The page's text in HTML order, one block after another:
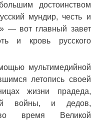
достоинством
мундир, честь и
— вот главный завет
и кровь русского
мультимедийной
летопись своей
жизни прадеда,
войны, и дедов,
время Великой